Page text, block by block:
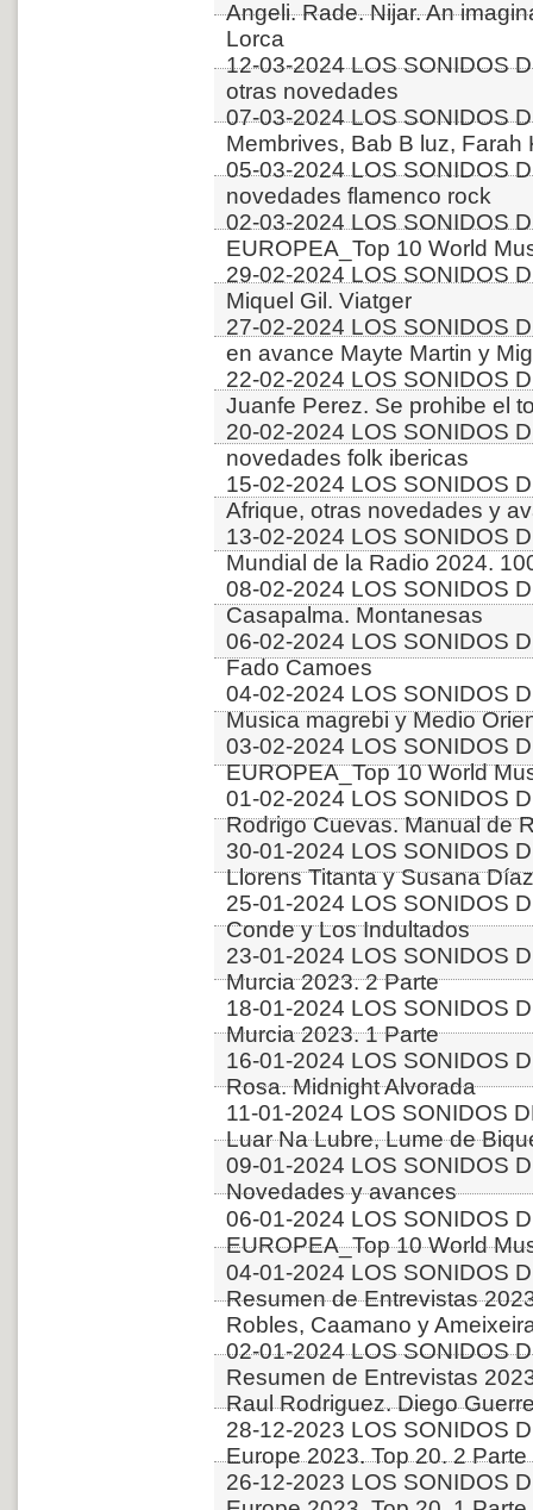
Angeli. Rade. Nijar. An
Lorca
12-03-2024 LOS SONIDOS
otras novedades
07-03-2024 LOS SONIDOS
Membrives, Bab B luz, Farah
05-03-2024 LOS SONIDOS
novedades flamenco rock
02-03-2024 LOS SONIDOS
EUROPEA_Top 10 World
29-02-2024 LOS SONIDOS
Miquel Gil. Viatger
27-02-2024 LOS SONIDOS
en avance Mayte Martin y
22-02-2024 LOS SONIDOS
Juanfe Perez. Se prohibe el
20-02-2024 LOS SONIDOS
novedades folk ibericas
15-02-2024 LOS SONIDOS
Afrique, otras novedades y
13-02-2024 LOS SONIDOS
Mundial de la Radio 2024.
08-02-2024 LOS SONIDOS
Casapalma. Montanesas
06-02-2024 LOS SONIDOS
Fado Camoes
04-02-2024 LOS SONIDOS
Musica magrebi y Medio
03-02-2024 LOS SONIDOS
EUROPEA_Top 10 World
01-02-2024 LOS SONIDOS
Rodrigo Cuevas. Manual de
30-01-2024 LOS SONIDOS
Llorens Titanta y Susana
25-01-2024 LOS SONIDOS
Conde y Los Indultados
23-01-2024 LOS SONIDOS
Murcia 2023. 2 Parte
18-01-2024 LOS SONIDOS
Murcia 2023. 1 Parte
16-01-2024 LOS SONIDOS
Rosa. Midnight Alvorada
11-01-2024 LOS SONIDOS
Luar Na Lubre, Lume de
09-01-2024 LOS SONIDOS
Novedades y avances
06-01-2024 LOS SONIDOS
EUROPEA_Top 10 World
04-01-2024 LOS SONIDOS
Resumen de Entrevistas
Robles, Caamano y
02-01-2024 LOS SONIDOS
Resumen de Entrevistas
Raul Rodriguez. Diego
28-12-2023 LOS SONIDOS
Europe 2023. Top 20. 2 Parte
26-12-2023 LOS SONIDOS